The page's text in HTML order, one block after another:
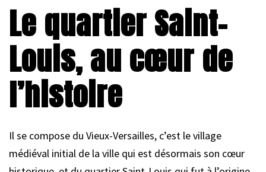
Le quartier Saint-
Louis, au cœur de
l’histoire
Il se compose du Vieux-Versailles, c’est le village
médiéval initial de la ville qui est désormais son cœur